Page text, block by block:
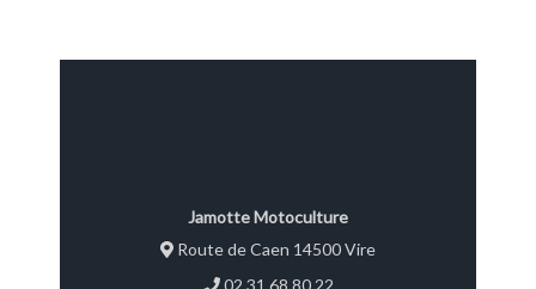
Jamotte Motoculture
Route de Caen 14500 Vire